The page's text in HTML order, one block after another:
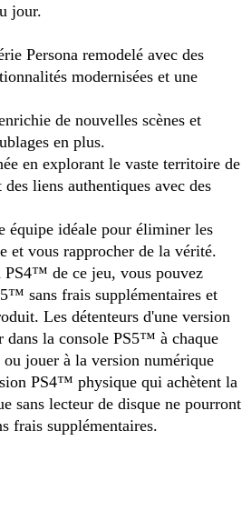
jour.
Persona remodelé avec des
modernisées et une
de nouvelles scènes et
en plus.
en explorant le vaste territoire de
liens authentiques avec des
équipe idéale pour éliminer les
et vous rapprocher de la vérité.
PS4™ de ce jeu, vous pouvez
sans frais supplémentaires et
Les détenteurs d'une version
la console PS5™ à chaque
jouer à la version numérique
PS4™ physique qui achètent la
sans lecteur de disque ne pourront
frais supplémentaires.